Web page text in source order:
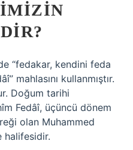
“fedakar, kendini feda
mahlasını kullanmıştır.
Doğum tarihi
Fedâî, üçüncü dönem
olan Muhammed
halifesidir.